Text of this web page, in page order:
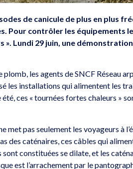
de canicule de plus en plus
Pour contrôler les équipements
». Lundi 29 juin, une
plomb, les agents de SNCF Réseau
les installations qui alimentent les
ces « tournées fortes chaleurs »
met pas seulement les voyageurs à
des caténaires, ces câbles qui
constituées se dilate, et les
est l’arrachement par le